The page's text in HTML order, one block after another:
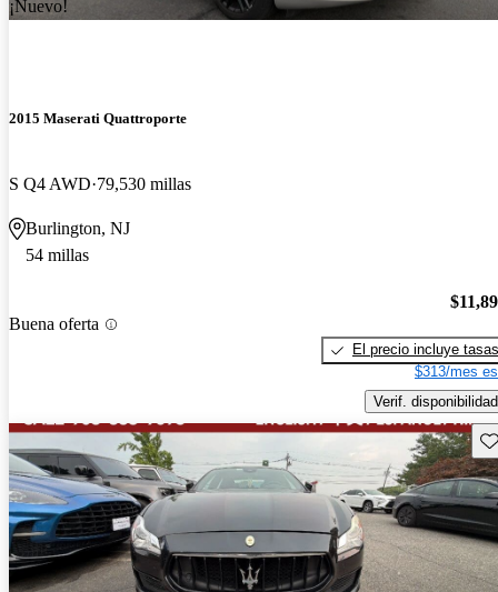
¡Nuevo!
2015 Maserati Quattroporte
S Q4 AWD 79,530 millas
Burlington, NJ
54 millas
Buena oferta
El precio incluye tasas
$313/mes
Verif. disponibilidad